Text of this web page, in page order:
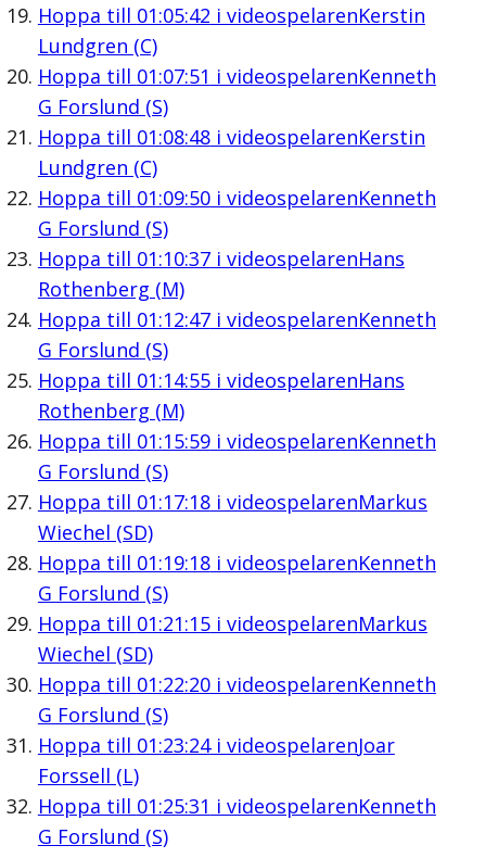
Hoppa till 01:05:42 i videospelarenKerstin
Lundgren (C)
Hoppa till 01:07:51 i videospelarenKenneth
G Forslund (S)
Hoppa till 01:08:48i videospelarenKerstin
Lundgren (C)
Hoppa till 01:09:50i videospelarenKenneth
G Forslund (S)
Hoppa till 01:10:37i videospelarenHans
Rothenberg (M)
Hoppa till 01:12:47i videospelarenKenneth
G Forslund (S)
Hoppa till 01:14:55i videospelarenHans
Rothenberg (M)
Hoppa till 01:15:59i videospelarenKenneth
G Forslund (S)
Hoppa till 01:17:18i videospelarenMarkus
Wiechel (SD)
Hoppa till 01:19:18i videospelarenKenneth
G Forslund (S)
Hoppa till 01:21:15i videospelarenMarkus
Wiechel (SD)
Hoppa till 01:22:20i videospelarenKenneth
G Forslund (S)
Hoppa till 01:23:24i videospelarenJoar
Forssell (L)
Hoppa till 01:25:31 i videospelarenKenneth
G Forslund (S)